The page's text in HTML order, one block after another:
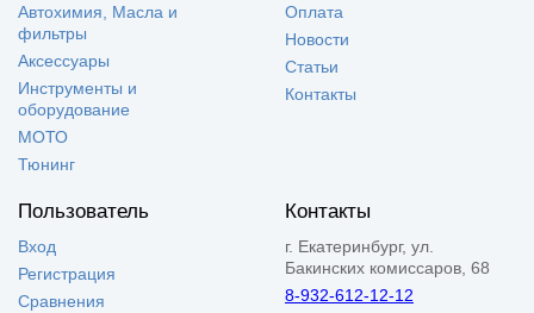
Автохимия, Масла и
фильтры
Аксессуары
Инструменты и
оборудование
МОТО
Тюнинг
Оплата
Новости
Статьи
Контакты
Пользователь
Вход
Регистрация
Сравнения
Контакты
г. Екатеринбург, ул.
Бакинских комиссаров, 68
8-932-612-12-12